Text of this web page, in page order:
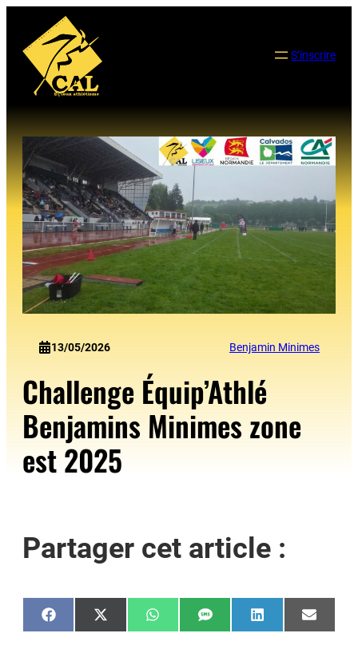
contenu
S’inscrire
13/05/2026 Benjamin Minimes
Challenge Équip’Athlé
Benjamins Minimes zone
est 2025
Partager cet article :
Share
on
Share
on
Share
on
Share
on
Share
on
Share
on